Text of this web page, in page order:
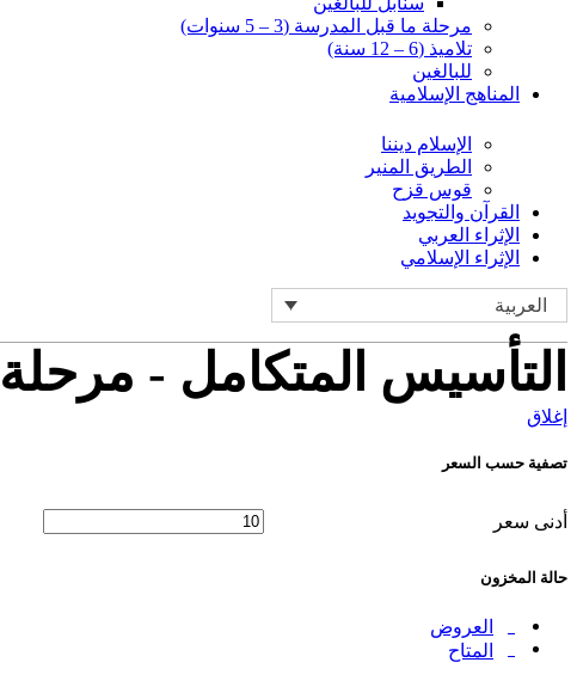
مرحلة ما قبل المدرسة (3 – 5 سنوات)
تلاميذ (6 – 12 سنة)
للبالغين
المناهج الإسلامية
الإسلام ديننا
الطريق المنير
قوس قزح
القرآن والتجويد
الإثراء العربي
الإثراء الإسلامي
العربية
التأسيس المتكامل - مرحلة ما
إغلاق
تصفية حسب السعر
أدنى سعر
حالة المخزون
العروض
المتاح